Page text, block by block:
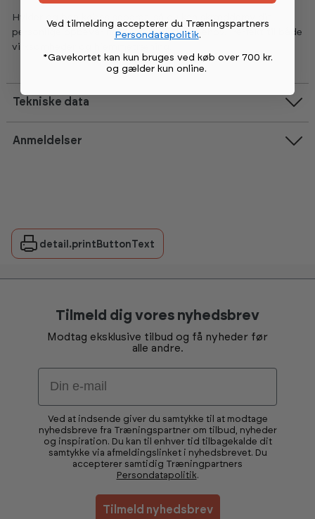
Hylder og ben købes separat, så du kan skræddersy dit
personlige opbevaringssystem til dine behov. Perfekt til både
virksomheder og hjemmetræning.
Tekniske data
Anmeldelser
detail.printButtonText
Tilmeld dig vores nyhedsbrev
Modtag eksklusive tilbud og få nyheder før
alle andre.
Email
Ved at indsende giver du samtykke til at modtage
nyhedsbreve fra Træningspartner om tilbud, nyheder
og inspiration. Du kan til enhver tid tilbagekalde dit
samtykke via afmeldingslinket i nyhedsbrevet. Du
accepterer samtidig Træningpartners
Persondatapolitik.
Tilmeld nyhedsbrev
Ved tilmelding accepterer du Træningspartners
Persondatapolitik.
*Gavekortet kan kun bruges ved køb over 700 kr.
og gælder kun online.